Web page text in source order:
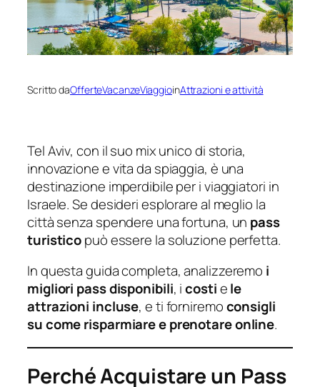
Scritto daOfferteVacanzeViaggioinAttrazioni e attività
Tel Aviv, con il suo mix unico di storia,
innovazione e vita da spiaggia, è una
destinazione imperdibile per i viaggiatori in
Israele. Se desideri esplorare al meglio la
città senza spendere una fortuna, un pass
turisticopuò essere la soluzione perfetta.
In questa guida completa, analizzeremo i
migliori pass disponibili, icostiele
attrazioni incluse, e ti forniremoconsigli
su come risparmiare e prenotare online.
Perché Acquistare un Pass